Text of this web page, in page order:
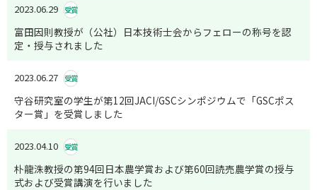
2023.06.29 受賞
富田因則教授が（公社）日本技術士会からフェローの称号を認
定・授与されました
2023.06.27 受賞
守谷研究室の学生が第12回JACI/GSCシンポジウムで「GSCポス
ター賞」を受賞しました
2023.04.10 受賞
朴龍洙教授の第94回日本農学賞および第60回読売農学賞の授与
式および受賞講演を行いました